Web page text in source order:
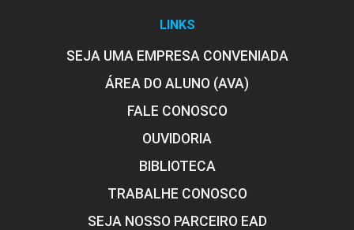
LINKS
SEJA UMA EMPRESA CONVENIADA
ÁREA DO ALUNO (AVA)
FALE CONOSCO
OUVIDORIA
BIBLIOTECA
TRABALHE CONOSCO
SEJA NOSSO PARCEIRO EAD